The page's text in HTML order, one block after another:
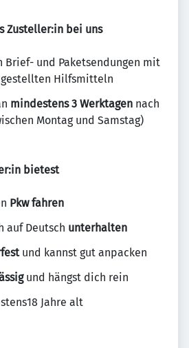
Zusteller:in bei uns
Brief- und Paketsendungen mit
gestellten Hilfsmitteln
mindestens 3 Werktagen nach
Montag und Samstag)
bietest
Pkw fahren
auf Deutsch unterhalten
und kannst gut anpacken
und hängst dich rein
Jahre alt